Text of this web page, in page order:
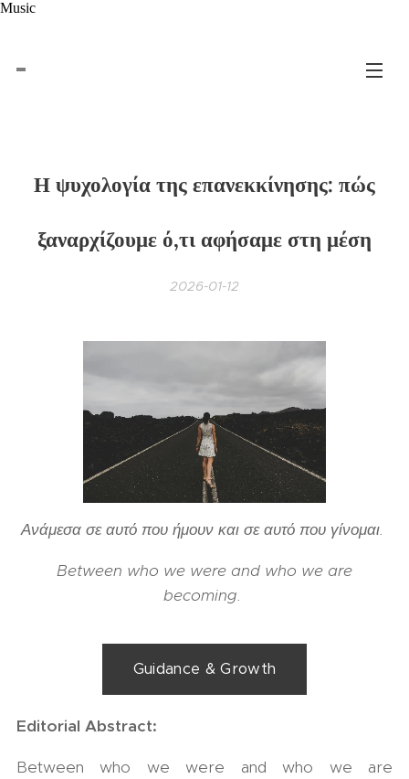
Music
Η ψυχολογία της επανεκκίνησης: πώς
ξαναρχίζουμε ό,τι αφήσαμε στη μέση
2026-01-12
Ανάμεσα σε αυτό που ήμουν και σε αυτό που γίνομαι.
Between who we were and who we are
becoming.
Guidance & Growth
Editorial Abstract:
Between who we were and who we are